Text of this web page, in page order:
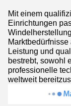
Mit einem
Einrichtungen
Leistung und
bestrebt, sowohl
professionelle
weltweit